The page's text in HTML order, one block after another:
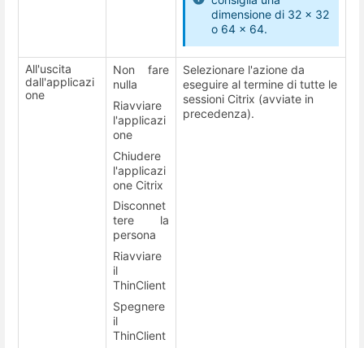
dimensione di 32 x 32
o 64 x 64.
All'uscita
dall'applicazi
one
Non fare
nulla
Riavviare
l'applicazi
one
Chiudere
l'applicazi
one Citrix
Disconnet
tere la
persona
Riavviare
il
ThinClient
Spegnere
il
ThinClient
Selezionare l'azione da
eseguire al termine di tutte le
sessioni Citrix (avviate in
precedenza).